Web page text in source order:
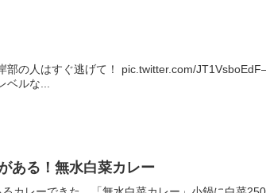
部の人はすぐ逃げて！ pic.twitter.com/
ルな...
ある！無水白菜カレー